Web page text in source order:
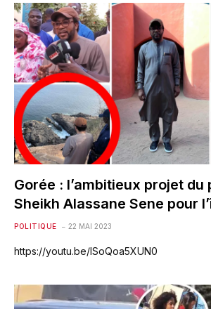
Gorée : l’ambitieux projet du
Sheikh Alassane Sene pour
POLITIQUE 22 MAI 2023
https://youtu.be/lSoQoa5XUN0